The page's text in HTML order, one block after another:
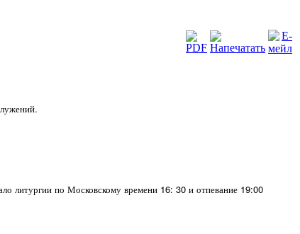
литургии по Московскому времени 16: 30 и отпевание 19:00